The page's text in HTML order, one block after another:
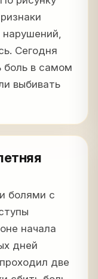
нарушений,
Сегодня
боль в самом
выбивать
болями с
начала
дней
две